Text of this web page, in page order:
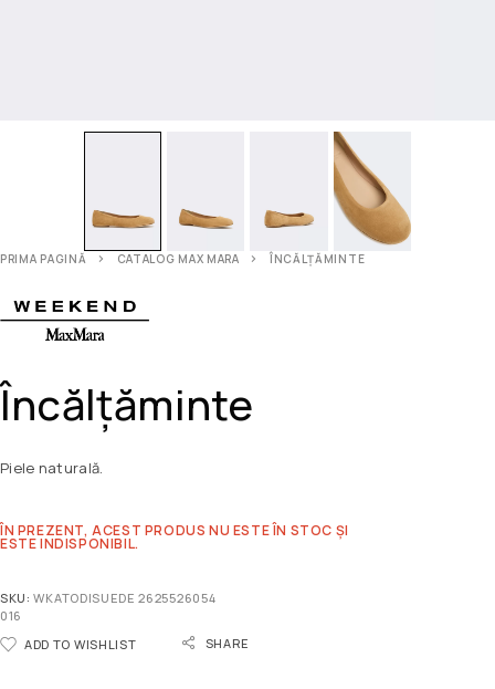
PRIMA PAGINĂ CATALOG MAX MARA ÎNCĂLȚĂMINTE
Încălțăminte
Piele naturală.
ÎN PREZENT, ACEST PRODUS NU ESTE ÎN STOC ȘI
ESTE INDISPONIBIL.
SKU:WKATODISUEDE 2625526054
016
ADD TO WISHLIST
SHARE